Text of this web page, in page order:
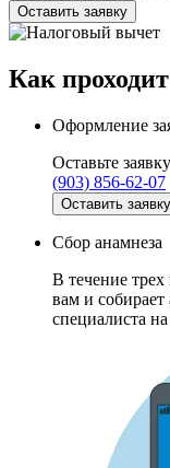
Оставить заявку
Как проходит
Оформление
Оставьте
(903) 856-62-07
Оставить заявку
Сбор анамнеза
В течение
вам и собирает
специалиста